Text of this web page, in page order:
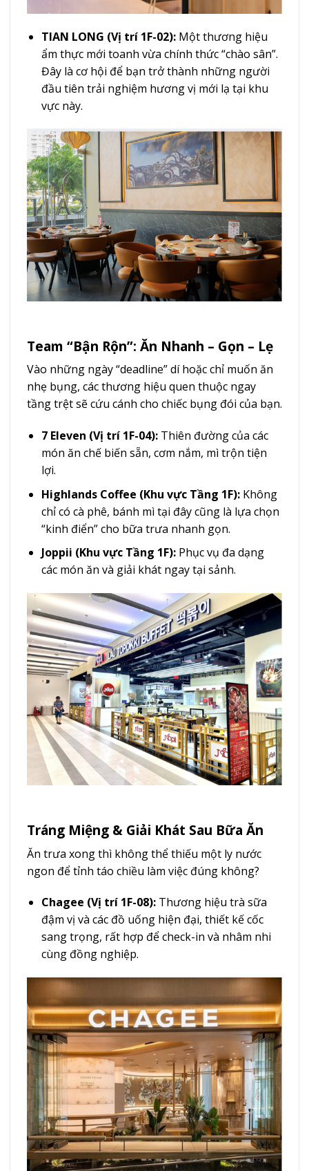
TIAN LONG (Vị trí 1F-02):Một thương hiệu
ẩm thực mới toanh vừa chính thức “chào sân”.
Đây là cơ hội để bạn trở thành những người
đầu tiên trải nghiệm hương vị mới lạ tại khu
vực này.
Team “Bận Rộn”: Ăn Nhanh – Gọn – Lẹ
Vào những ngày “deadline” dí hoặc chỉ muốn ăn
nhẹ bụng, các thương hiệu quen thuộc ngay
tầng trệt sẽ cứu cánh cho chiếc bụng đói của bạn.
7 Eleven (Vị trí 1F-04):Thiên đường của các
món ăn chế biến sẵn, cơm nắm, mì trộn tiện
lợi.
Highlands Coffee (Khu vực Tầng 1F):Không
chỉ có cà phê, bánh mì tại đây cũng là lựa chọn
“kinh điển” cho bữa trưa nhanh gọn.
Joppii (Khu vực Tầng 1F):Phục vụ đa dạng
các món ăn và giải khát ngay tại sảnh.
Tráng Miệng & Giải Khát Sau Bữa Ăn
Ăn trưa xong thì không thể thiếu một ly nước
ngon để tỉnh táo chiều làm việc đúng không?
Chagee (Vị trí 1F-08):Thương hiệu trà sữa
đậm vị và các đồ uống hiện đại, thiết kế cốc
sang trọng, rất hợp để check-in và nhâm nhi
cùng đồng nghiệp.